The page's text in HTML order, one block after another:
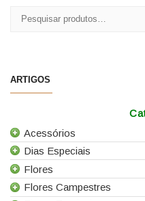
Pesquisar
ARTIGOS
Acessórios
Todos os Acessórios
Alfinetes
Arames
Dias Especiais
25 de Abril
Casamentos
Flores
Todas as Flores
Flores Campestres